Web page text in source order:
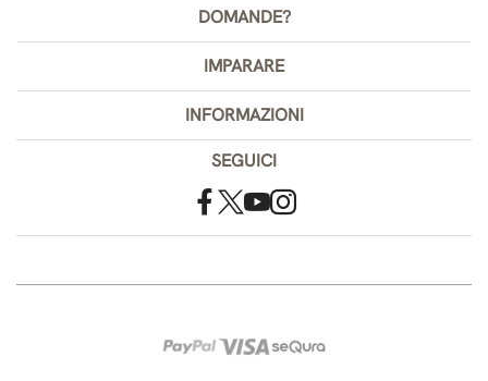
DOMANDE?
IMPARARE
INFORMAZIONI
SEGUICI